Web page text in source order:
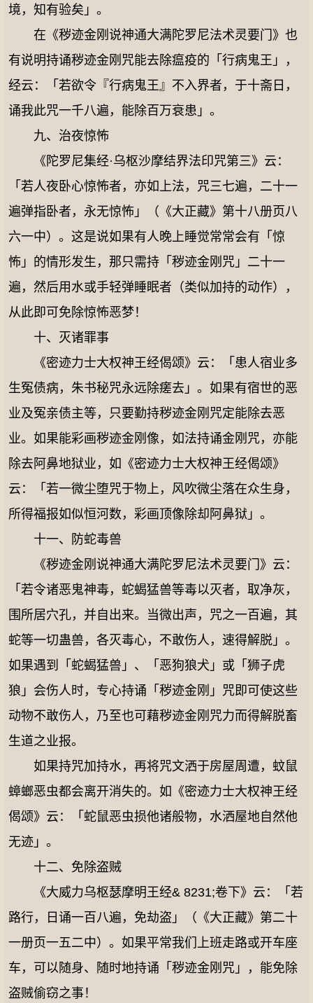
境，知有验矣」。
在《秽迹金刚说神通大满陀罗尼法术灵要门》也
有说明持诵秽迹金刚咒能去除瘟疫的「行病鬼王」，
经云：「若欲令『行病鬼王』不入界者，于十斋日，
诵我此咒一千八遍，能除百万衰患」。
九、治夜惊怖
《陀罗尼集经·乌枢沙摩结界法印咒第三》云：
「若人夜卧心惊怖者，亦如上法，咒三七遍，二十一
遍弹指卧者，永无惊怖」（《大正藏》第十八册页八
六一中）。这是说如果有人晚上睡觉常常会有「惊
怖」的情形发生，那只需持「秽迹金刚咒」二十一
遍，然后用水或手轻弹睡眠者（类似加持的动作），
从此即可免除惊怖恶梦！
十、灭诸罪事
《密迹力士大权神王经偈颂》云：「患人宿业多
生冤债病，朱书秘咒永远除瘥去」。如果有宿世的恶
业及冤亲债主等，只要勤持秽迹金刚咒定能除去恶
业。如果能彩画秽迹金刚像，如法持诵金刚咒，亦能
除去阿鼻地狱业，如《密迹力士大权神王经偈颂》
云：「若一微尘堕咒于物上，风吹微尘落在众生身，
所得福报如似恒河数，彩画顶像除却阿鼻狱」。
十一、防蛇毒兽
《秽迹金刚说神通大满陀罗尼法术灵要门》云：
「若令诸恶鬼神毒，蛇蝎猛兽等毒以灭者，取净灰，
围所居穴孔，并自出来。当微出声，咒之一百遍，其
蛇等一切蛊兽，各灭毒心，不敢伤人，速得解脱」。
如果遇到「蛇蝎猛兽」、「恶狗狼犬」或「狮子虎
狼」会伤人时，专心持诵「秽迹金刚」咒即可使这些
动物不敢伤人，乃至也可藉秽迹金刚咒力而得解脱畜
生道之业报。
如果持咒加持水，再将咒文洒于房屋周遭，蚊鼠
蟑螂恶虫都会离开消失的。如《密迹力士大权神王经
偈颂》云：「蛇鼠恶虫损他诸般物，水洒屋地自然他
无迹」。
十二、免除盗贼
《大威力乌枢瑟摩明王经& 8231;卷下》云：「若
路行，日诵一百八遍，免劫盗」（《大正藏》第二十
一册页一五二中）。如果平常我们上班走路或开车座
车，可以随身、随时地持诵「秽迹金刚咒」，能免除
盗贼偷窃之事！